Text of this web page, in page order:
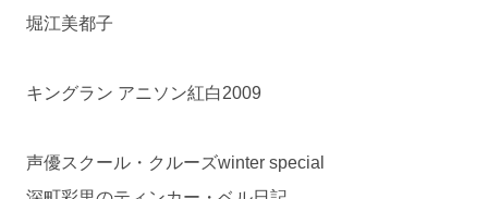
堀江美都子
キングラン アニソン紅白2009
声優スクール・クルーズwinter special